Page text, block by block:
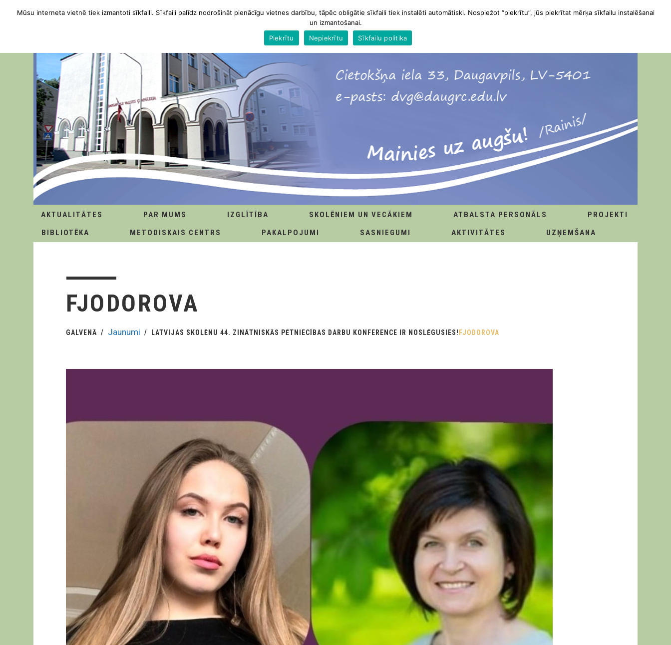
AKTUALITĀTES PAR MUMS IZGLĪTĪBA SKOLĒNIEM UN VECĀKIEM ATBALSTA PERSONĀLS
PROJEKTI
BIBLIOTĒKA
METODISKAIS CENTRS PAKALPOJUMI SASNIEGUMI AKTIVITĀTES UZŅEMŠANA
FJODOROVA
GALVENĀ Jaunumi LATVIJAS SKOLĒNU 44. ZINĀTNISKĀS PĒTNIECĪBAS DARBU KONFERENCE IR NOSLĒGUSIES! FJODOROVA
Mūsu interneta vietnē tiek izmantoti sīkfaili. Sīkfaili palīdz nodrošināt pienācīgu vietnes darbību, tāpēc obligātie sīkfaili tiek instalēti automātiski. Nospiežot “piekrītu”, jūs piekrītat mērķa sīkfailu instalēšanai
un izmantošanai.
Piekrītu
Nepiekrītu Sīkfailu politika